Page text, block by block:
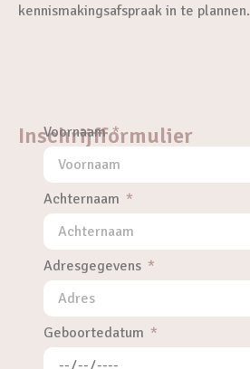
kennismakingsafspraak in te plannen.
Inschrijfformulier
Voornaam
Achternaam
Adresgegevens
Geboortedatum